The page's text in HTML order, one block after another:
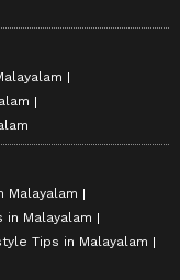
Malayalam
in Malayalam
Tips in Malayalam